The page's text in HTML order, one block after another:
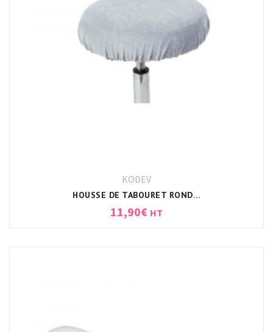
KODEV
HOUSSE DE TABOURET ROND UNIVERSEL BLANC
11,90€ HT